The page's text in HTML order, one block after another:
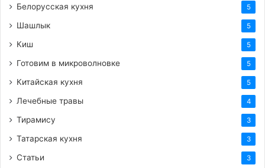
Белорусская кухня 5
Шашлык 5
Киш 5
Готовим в микроволновке 5
Китайская кухня 5
Лечебные травы 4
Тирамису 3
Татарская кухня 3
Статьи 3